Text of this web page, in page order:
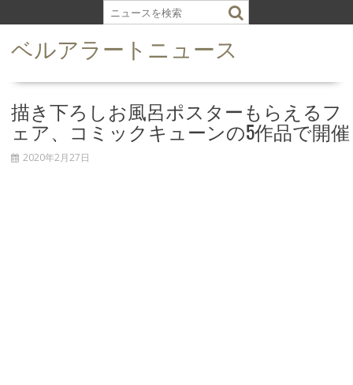
k
ベルアラートニュース
描き下ろしお風呂ポスターもらえるフ
ェア、コミックキューンの5作品で開催
2020年2月27日